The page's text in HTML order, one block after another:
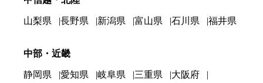
山梨県 長野県 新潟県 富山県 石川県 福井県
中部・近畿
静岡県 愛知県 岐阜県 三重県
大阪府